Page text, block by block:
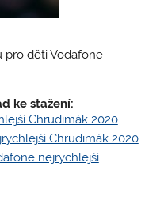
pro děti Vodafone
ke stažení:
Chrudimák 2020
Chrudimák 2020
nejrychlejší